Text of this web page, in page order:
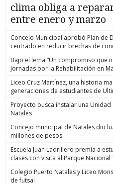
clima obliga a
entre enero y marzo
Concejo Municipal aprobó Plan de
centrado en reducir brechas de
Bajo el lema “Un compromiso que
Jornadas por la Rehabilitación en
Liceo Cruz Martínez, una historia
generaciones de estudiantes de
Proyecto busca instalar una
Natales
Concejo municipal de Natales dio
millones de pesos
Escuela Juan Ladrillero premia a
clases con visita al Parque Nacional
Colegio Puerto Natales y Liceo
de futsal